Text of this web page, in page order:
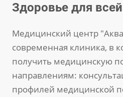
Здоровье для
Медицинский центр
современная клиника, в
получить медицинскую
направлениям:
профилей медицинской